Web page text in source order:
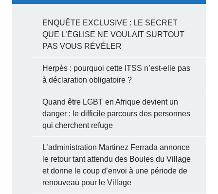
ENQUÊTE EXCLUSIVE : LE SECRET
QUE L’ÉGLISE NE VOULAIT SURTOUT
PAS VOUS RÉVÉLER
Herpès : pourquoi cette ITSS n’est-elle pas
à déclaration obligatoire ?
Quand être LGBT en Afrique devient un
danger : le difficile parcours des personnes
qui cherchent refuge
L’administration Martinez Ferrada annonce
le retour tant attendu des Boules du Village
et donne le coup d’envoi à une période de
renouveau pour le Village